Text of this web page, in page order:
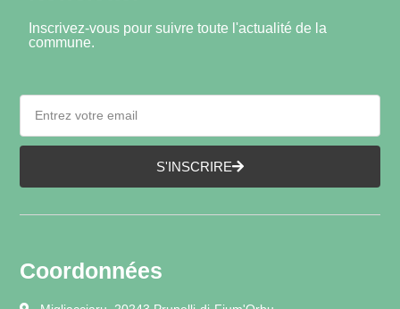
Inscrivez-vous pour suivre toute l'actualité de la
commune.
S'INSCRIRE
Coordonnées